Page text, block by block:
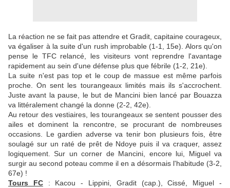
La réaction ne se fait pas attendre et Gradit, capitaine courageux,
va égaliser à la suite d'un rush improbable (1-1, 15e). Alors qu'on
pense le TFC relancé, les visiteurs vont reprendre l'avantage
rapidement au sein d'une défense plus que fébrile (1-2, 21e).
La suite n'est pas top et le coup de massue est même parfois
proche. On sent les tourangeaux limités mais ils s'accrochent.
Juste avant la pause, le but de Mancini bien lancé par Bouazza
va littéralement changé la donne (2-2, 42e).
Au retour des vestiaires, les tourangeaux se sentent pousser des
ailes et dominent la rencontre, se procurant de nombreuses
occasions. Le gardien adverse va tenir bon plusieurs fois, être
soulagé sur un raté de prêt de Ndoye puis il va craquer, assez
logiquement. Sur un corner de Mancini, encore lui, Miguel va
surgir au second poteau comme il en a désormais l'habitude (3-2,
67e) !
Tours FC
: Kacou - Lippini, Gradit (cap.), Cissé, Miguel -